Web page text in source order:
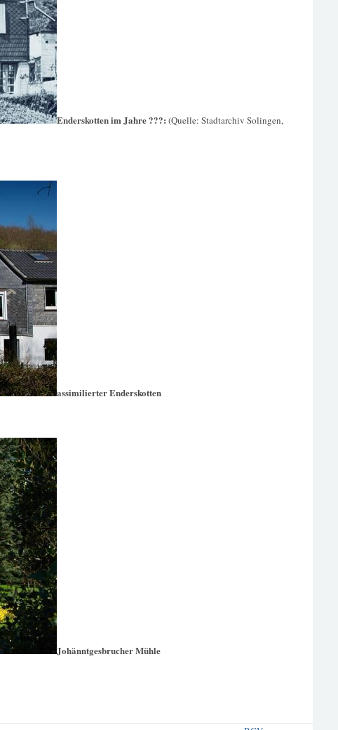
Enderskotten im Jahre ???: (Quelle: Stadtarchiv Solingen,
assimilierter Enderskotten
Johänntgesbrucher Mühle